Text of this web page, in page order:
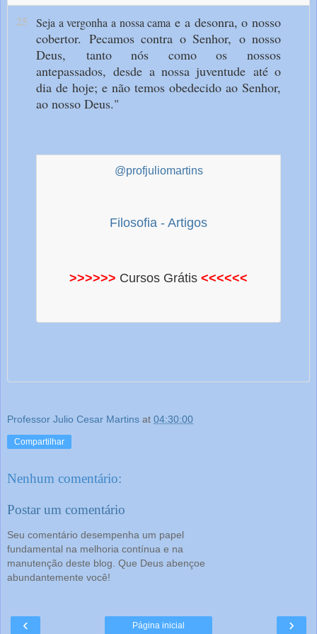
25 Seja a vergonha a nossa camae a desonra, o nosso
cobertor. Pecamos contra o Senhor, o nosso
Deus, tanto nós como os nossos
antepassados,desde a nossa juventude até o
dia de hoje;e não temos obedecidoao Senhor,
ao nosso Deus."
@profjuliomartins
Filosofia - Artigos
>>>>>> Cursos Grátis <<<<<<
Professor Julio Cesar Martins at 04:30:00
Compartilhar
Nenhum comentário:
Postar um comentário
Seu comentário desempenha um papel
fundamental na melhoria contínua e na
manutenção deste blog. Que Deus abençoe
abundantemente você!
‹ ›
Página inicial